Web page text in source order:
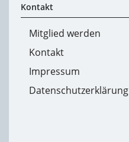
Kontakt
Mitglied werden
Kontakt
Impressum
Datenschutzerklärung